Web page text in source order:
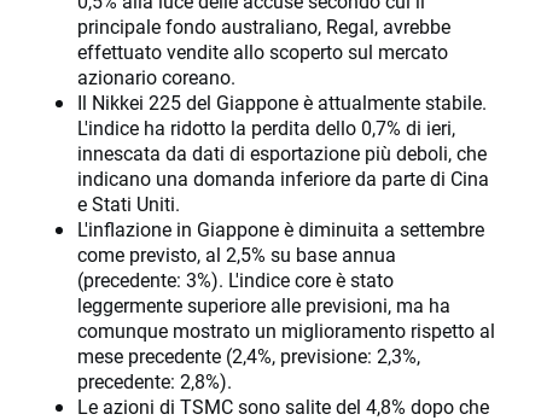
principale fondo australiano, Regal, avrebbe
effettuato vendite allo scoperto sul mercato
azionario coreano.
Il Nikkei 225 del Giappone è attualmente stabile.
L'indice ha ridotto la perdita dello 0,7% di ieri,
innescata da dati di esportazione più deboli, che
indicano una domanda inferiore da parte di Cina
e Stati Uniti.
L'inflazione in Giappone è diminuita a settembre
come previsto, al 2,5% su base annua
(precedente: 3%). L'indice core è stato
leggermente superiore alle previsioni, ma ha
comunque mostrato un miglioramento rispetto al
mese precedente (2,4%, previsione: 2,3%,
precedente: 2,8%).
Le azioni di TSMC sono salite del 4,8% dopo che